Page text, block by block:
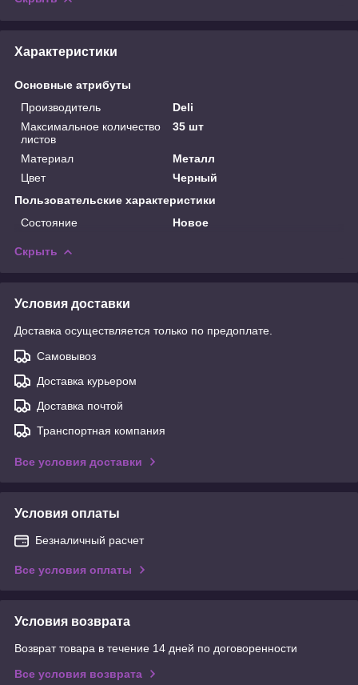
Характеристики
Основные атрибуты
Производитель
Deli
Максимальное количество
листов
35 шт
Материал
Металл
Цвет
Черный
Пользовательские характеристики
Состояние
Новое
Скрыть
Условия доставки
Доставка осуществляется только по предоплате.
Самовывоз
Доставка курьером
Доставка почтой
Транспортная компания
Все условия доставки
Условия оплаты
Безналичный расчет
Все условия оплаты
Условия возврата
Возврат товара в течение 14 дней по договоренности
Все условия возврата